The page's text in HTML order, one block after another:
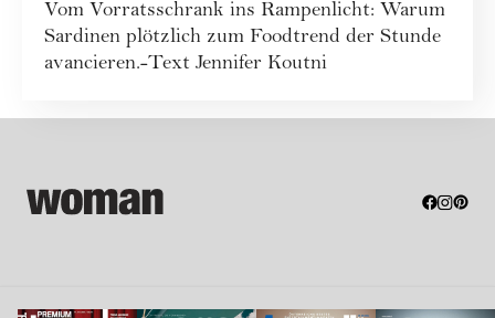
Vom Vorratsschrank ins Rampenlicht: Warum
Sardinen plötzlich zum Foodtrend der Stunde
avancieren.-Text Jennifer Koutni